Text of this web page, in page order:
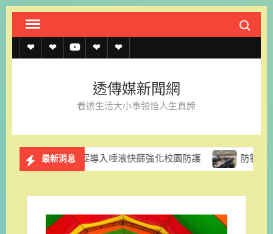
Skip
content
Search
透
約
透
上
記
透 聯
我
官
LINE
透傳媒新聞網
看透生活大小事領悟人生真諦
最新消息
團促導入唾液快篩強化校園防護 防範颱風停電風險 台